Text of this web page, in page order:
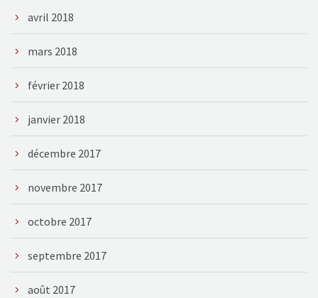
avril 2018
mars 2018
février 2018
janvier 2018
décembre 2017
novembre 2017
octobre 2017
septembre 2017
août 2017